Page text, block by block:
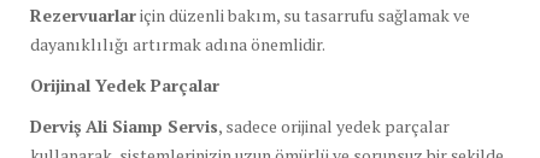
Rezervuarlariçin düzenli bakım, su tasarrufu sağlamak ve
dayanıklılığı artırmak adına önemlidir.
Orijinal Yedek Parçalar
Derviş Ali Siamp Servis, sadece orijinal yedek parçalar